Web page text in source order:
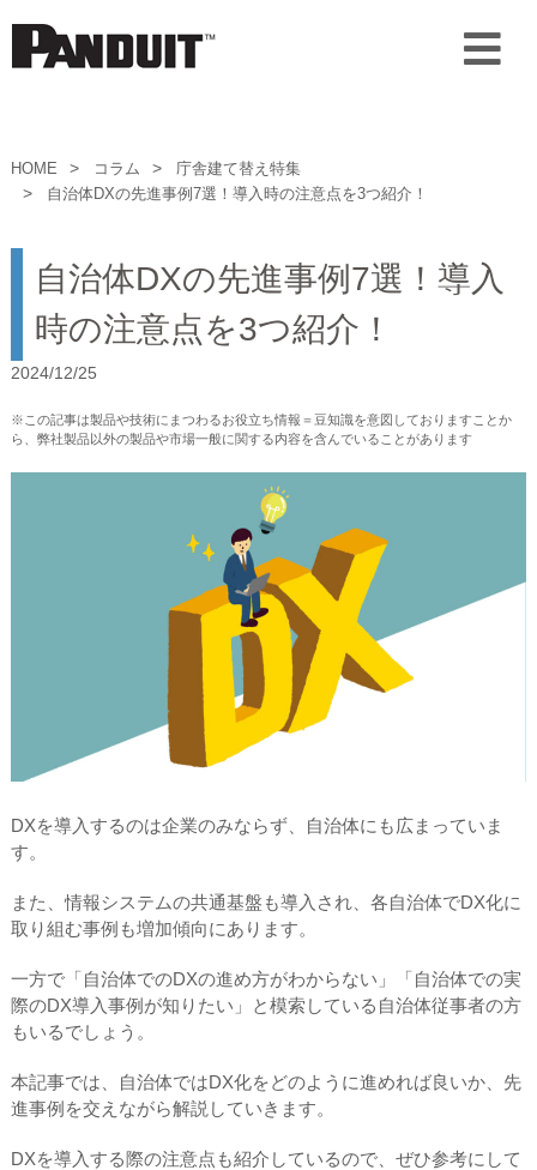
HOME コラム
庁舎建て替え特集
自治体DXの先進事例7選！導入時の注意点を3つ紹介！
自治体DXの先進事例7選！導入
時の注意点を3つ紹介！
2024/12/25
※この記事は製品や技術にまつわるお役立ち情報＝豆知識を意図しておりますことか
ら、弊社製品以外の製品や市場一般に関する内容を含んでいることがあります
DXを導入するのは企業のみならず、自治体にも広まっていま
す。
また、情報システムの共通基盤も導入され、各自治体でDX化に
取り組む事例も増加傾向にあります。
一方で「自治体でのDXの進め方がわからない」「自治体での実
際のDX導入事例が知りたい」と模索している自治体従事者の方
もいるでしょう。
本記事では、自治体ではDX化をどのように進めれば良いか、先
進事例を交えながら解説していきます。
DXを導入する際の注意点も紹介しているので、ぜひ参考にして